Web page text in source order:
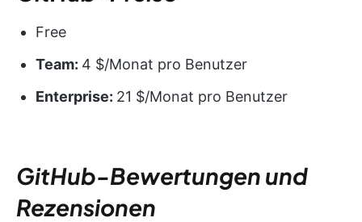
Free
Team: 4 $/Monat pro Benutzer
Enterprise: 21 $/Monat pro Benutzer
GitHub-Bewertungen und
Rezensionen